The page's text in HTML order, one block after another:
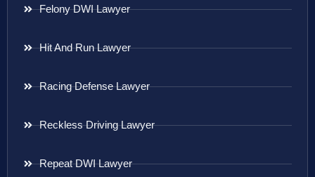
Felony DWI Lawyer
Hit And Run Lawyer
Racing Defense Lawyer
Reckless Driving Lawyer
Repeat DWI Lawyer